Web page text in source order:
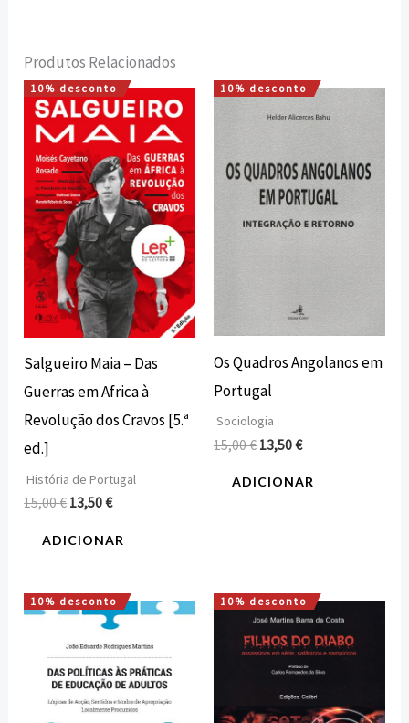
Produtos Relacionados
10% desconto
Salgueiro Maia – Das
Guerras em Africa à
Revolução dos Cravos [5.ª
ed.]
História de Portugal
15,00€
O
preço
original
era:
15,00 €.
13,50€
O
preço
atual
é:
13,50 €.
ADICIONAR
10% desconto
Os Quadros Angolanos em
Portugal
Sociologia
15,00€
O
preço
15,00 €.
13,50€
O
preço
13,50 €.
ADICIONAR
10% desconto
O
preço
original
era:
20,00 €.
O
preço
atual
é:
18,00 €.
10% desconto
O
preço
original
era:
15,00 €.
O
preço
atual
é:
13,50 €.